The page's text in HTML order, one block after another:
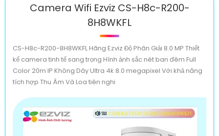
Camera Wifi Ezviz CS-H8c-R200-
8H8WKFL
CS-H8c-R200-8H8WKFL Hãng Ezviz Độ Phân Giải 8.0 MP Thiết
kế camera tinh tế sang trọng Hình ảnh sắc nét ban đêm Full
Color 20m IP Không Dây Ultra 4k 8.0 megapixel Với khả năng
tích hợp Thu Âm Và Loa tiên nghi